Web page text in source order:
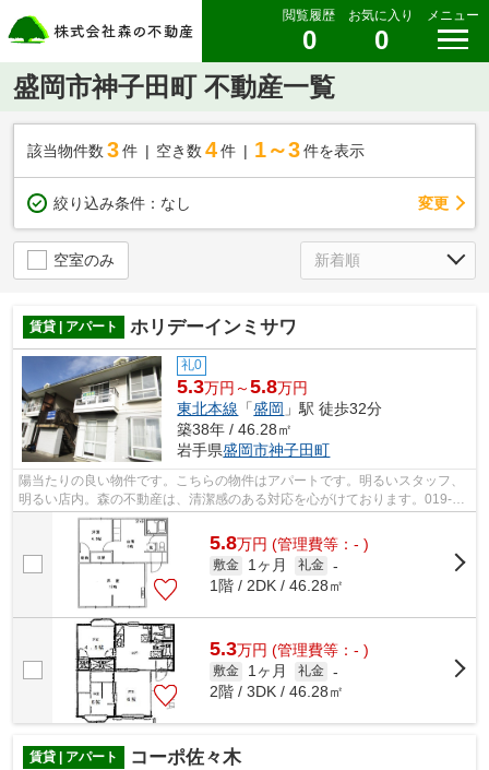
閲覧履歴
0
お気に入り
0
メニュー
盛岡市神子田町 不動産一覧
該当物件数 3件 空き数 4 件 1～3 件を表示
絞り込み条件： なし 変更
空室のみ
賃貸 | アパート ホリデーインミサワ
礼0
5.3万円～5.8万円
東北本線 「盛岡 」駅 徒歩32分
築38年 / 46.28㎡
岩手県盛岡市神子田町
陽当たりの良い物件です。こちらの物件はアパートです。明るいスタッフ、
明るい店内。森の不動産は、清潔感のある対応を心がけております。019-
606-0555/mori-no@f8.dion.ne.jpまでご...
5.8万円 (管理費等：- )
敷金 1ヶ月 礼金 -
1階 / 2DK / 46.28㎡
5.3万円 (管理費等：- )
敷金 1ヶ月 礼金 -
2階 / 3DK / 46.28㎡
賃貸 | アパート コーポ佐々木